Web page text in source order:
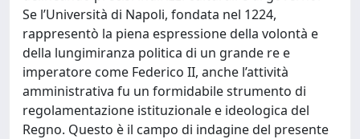
Se l’Università di Napoli, fondata nel 1224,
rappresentò la piena espressione della volontà e
della lungimiranza politica di un grande re e
imperatore come Federico II, anche l’attività
amministrativa fu un formidabile strumento di
regolamentazione istituzionale e ideologica del
Regno. Questo è il campo di indagine del presente